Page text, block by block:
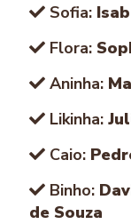
Sofia:
Flora:
Aninha:
Likinha:
Caio:
Binho:
de Souza